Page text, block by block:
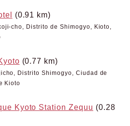
(0.91 km)
cho, Distrito de Shimogyo, Kioto,
(0.77 km)
Distrito Shimogyo, Ciudad de
Kioto
Kyoto Station Zequu (0.28